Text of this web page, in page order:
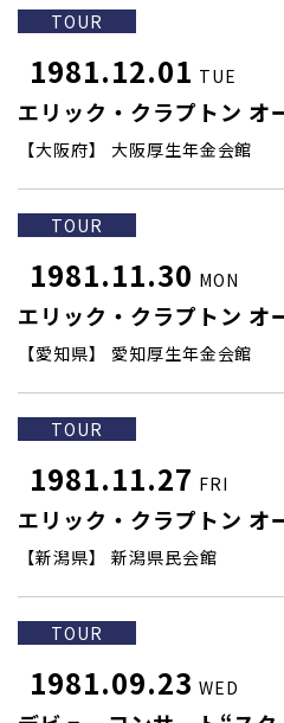
TOUR
1981.12.01 TUE
エリック・クラプトン オ
【大阪府】 大阪厚生年金会館
TOUR
1981.11.30 MON
エリック・クラプトン オ
【愛知県】 愛知厚生年金会館
TOUR
1981.11.27 FRI
エリック・クラプトン オ
【新潟県】 新潟県民会館
TOUR
1981.09.23 WED